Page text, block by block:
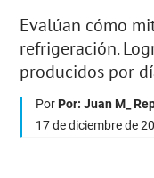
Evalúan cómo
refrigeración.
producidos por
PorPor: Juan M_
17 de diciembre de